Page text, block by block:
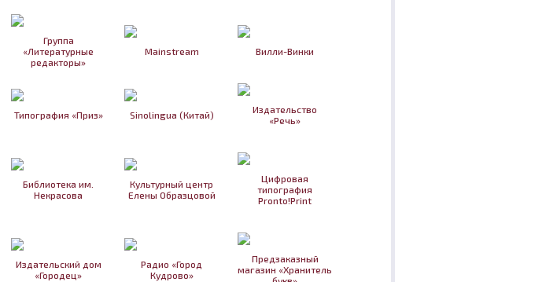
Группа
«Литературные
редакторы»
Mainstream Вилли-Винки
Типография «Приз» Sinolingua (Китай)
Издательство
«Речь»
Библиотека им.
Некрасова
Культурный центр
Елены Образцовой
Цифровая
типография
Pronto!Print
Издательский дом
«Городец»
Радио «Город
Кудрово»
Предзаказный
магазин «Хранитель